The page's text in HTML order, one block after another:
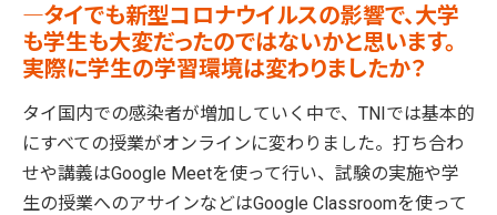
―タイでも新型コロナウイルスの影響で、大学
も学生も大変だったのではないかと思います。
実際に学生の学習環境は変わりましたか？
タイ国内での感染者が増加していく中で、TNIでは基本的
にすべての授業がオンラインに変わりました。打ち合わ
せや講義はGoogle Meetを使って行い、試験の実施や学
生の授業へのアサインなどはGoogle Classroomを使って